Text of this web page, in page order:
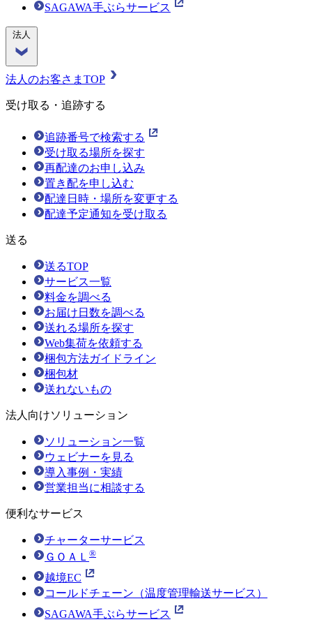
SAGAWA手ぶらサービス
法人
法人のお客さまTOP
受け取る・追跡する
追跡番号で検索する
受け取る場所を探す
再配達のお申し込み
置き配を申し込む
配達日時・場所を変更する
配達予定通知を受け取る
送る
送るTOP
サービス一覧
料金を調べる
お届け日数を調べる
送れる場所を探す
Web集荷を依頼する
梱包方法ガイドライン
梱包材
送れないもの
法人向けソリューション
ソリューション一覧
ウェビナーを見る
導入事例・実績
営業担当に相談する
便利なサービス
チャーターサービス
ＧＯＡＬ ®
越境EC
コールドチェーン（温度管理輸送サービス）
SAGAWA手ぶらサービス